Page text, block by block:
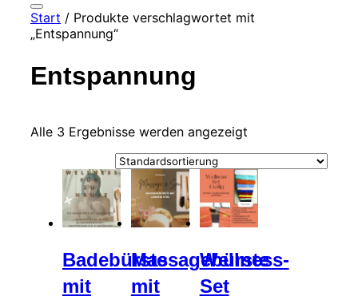
Seitenleiste
&
Navigation
Start / Produkte verschlagwortet mit
„Entspannung“
Entspannung
Alle 3 Ergebnisse werden angezeigt
Badebürste
mit
Massagebürste
mit
Wellness-
Set